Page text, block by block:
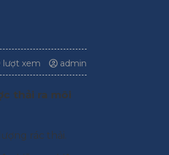
lượt xem admin
thải ra môi
rác thải.